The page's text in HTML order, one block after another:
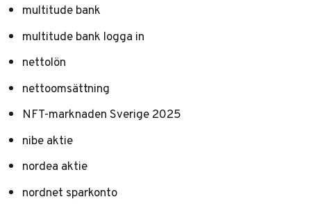
multitude bank
multitude bank logga in
nettolön
nettoomsättning
NFT-marknaden Sverige 2025
nibe aktie
nordea aktie
nordnet sparkonto